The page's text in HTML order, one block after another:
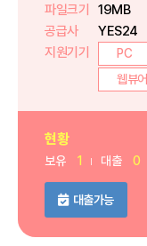
파일크기
19MB
공급사
YES24
지원기기
PC
웹뷰어
현황
보유 1 대출 0
대출가능